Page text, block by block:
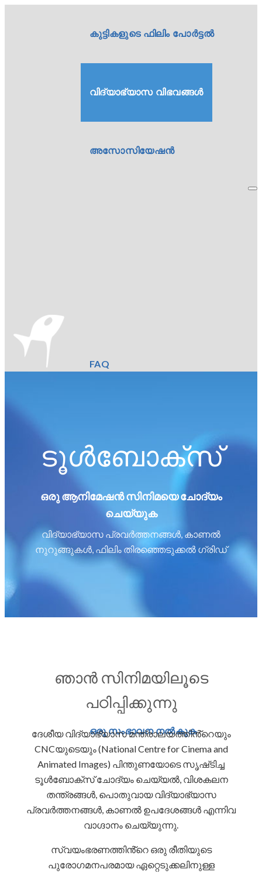
കുട്ടികളുടെ ഫിലിം പോർട്ടൽ
വിദ്യാഭ്യാസ വിഭവങ്ങൾ
അസോസിയേഷൻ
FAQ
ഒരു സംഭാവന നൽകുക
ടൂൾബോക്സ്
ഒരു ആനിമേഷൻ സിനിമയെ ചോദ്യം
ചെയ്യുക
വിദ്യാഭ്യാസ പ്രവർത്തനങ്ങൾ, കാണൽ
നുറുങ്ങുകൾ, ഫിലിം തിരഞ്ഞെടുക്കൽ ഗ്രിഡ്
ഞാൻ സിനിമയിലൂടെ
പഠിപ്പിക്കുന്നു
ദേശീയ വിദ്യാഭ്യാസ മന്ത്രാലയത്തിൻ്റെയും
CNCയുടെയും (National Centre for Cinema and
Animated Images) പിന്തുണയോടെ സൃഷ്‌ടിച്ച
ടൂൾബോക്‌സ് ചോദ്യം ചെയ്യൽ, വിശകലന
തന്ത്രങ്ങൾ, പൊതുവായ വിദ്യാഭ്യാസ
പ്രവർത്തനങ്ങൾ, കാണൽ ഉപദേശങ്ങൾ എന്നിവ
വാഗ്ദാനം ചെയ്യുന്നു.
സ്വയംഭരണത്തിൻ്റെ ഒരു രീതിയുടെ
പുരോഗമനപരമായ ഏറ്റെടുക്കലിനുള്ള